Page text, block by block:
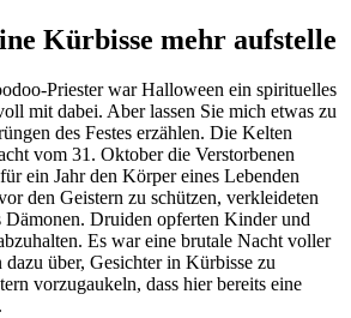
Kürbisse mehr aufstelle
Priester war Halloween ein spirituelles
mit dabei. Aber lassen Sie mich etwas zu
des Festes erzählen. Die Kelten
vom 31. Oktober die Verstorbenen
ein Jahr den Körper eines Lebenden
den Geistern zu schützen, verkleideten
Dämonen. Druiden opferten Kinder und
Es war eine brutale Nacht voller
über, Gesichter in Kürbisse zu
vorzugaukeln, dass hier bereits eine